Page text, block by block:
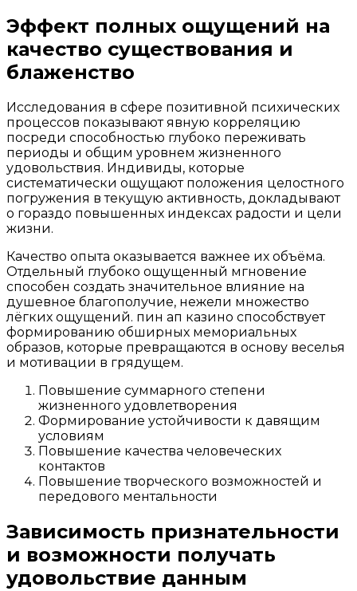
Эффект полных ощущений на
качество существования и
блаженство
Исследования в сфере позитивной психических
процессов показывают явную корреляцию
посреди способностью глубоко переживать
периоды и общим уровнем жизненного
удовольствия. Индивиды, которые
систематически ощущают положения целостного
погружения в текущую активность, докладывают
о гораздо повышенных индексах радости и цели
жизни.
Качество опыта оказывается важнее их объёма.
Отдельный глубоко ощущенный мгновение
способен создать значительное влияние на
душевное благополучие, нежели множество
лёгких ощущений. пин ап казино способствует
формированию обширных мемориальных
образов, которые превращаются в основу веселья
и мотивации в грядущем.
Повышение суммарного степени
жизненного удовлетворения
Формирование устойчивости к давящим
условиям
Повышение качества человеческих
контактов
Повышение творческого возможностей и
передового ментальности
Зависимость признательности
и возможности получать
удовольствие данным